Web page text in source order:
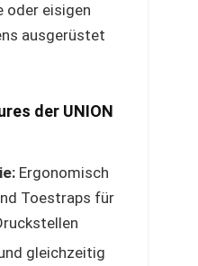
eisigen
ausgerüstet
der UNION
Ergonomisch
Toestraps für
gleichzeitig